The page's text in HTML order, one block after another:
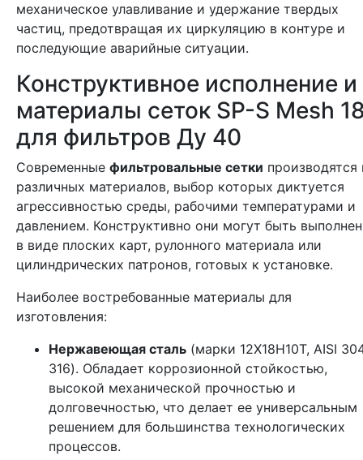
механическое улавливание и удержание твердых
частиц, предотвращая их циркуляцию в контуре и
последующие аварийные ситуации.
Конструктивное исполнение и
материалы сеток SP-S Mesh
для фильтров Ду 40
Современные фильтровальные сетки производятся
различных материалов, выбор которых диктуется
агрессивностью среды, рабочими температурами и
давлением. Конструктивно они могут быть
в виде плоских карт, рулонного материала или
цилиндрических патронов, готовых к установке.
Наиболее востребованные материалы для
изготовления:
Нержавеющая сталь (марки 12Х18Н10Т, AISI
316). Обладает коррозионной стойкостью,
высокой механической прочностью и
долговечностью, что делает ее универсальным
решением для большинства технологических
процессов.